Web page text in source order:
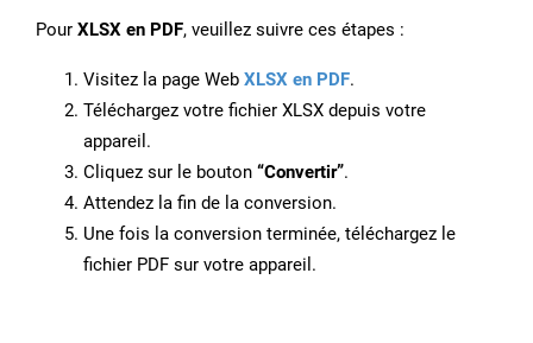
Pour XLSX en PDF, veuillez suivre ces étapes :
Visitez la page Web XLSX en PDF.
Téléchargez votre fichier XLSX depuis votre
appareil.
Cliquez sur le bouton “Convertir”.
Attendez la fin de la conversion.
Une fois la conversion terminée, téléchargez le
fichier PDF sur votre appareil.